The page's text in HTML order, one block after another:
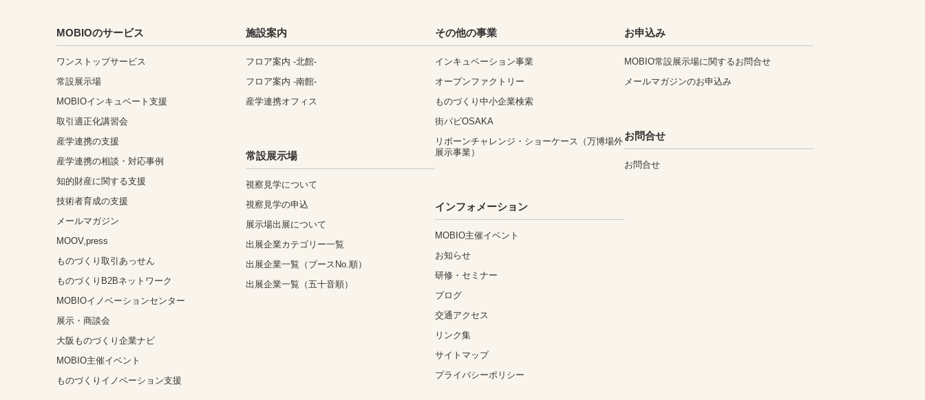
MOBIOのサービス
ワンストップサービス
常設展示場
MOBIOインキュベート支援
取引適正化講習会
産学連携の支援
産学連携の相談・対応事例
知的財産に関する支援
技術者育成の支援
メールマガジン
MOOV,press
ものづくり取引あっせん
ものづくりB2Bネットワーク
MOBIOイノベーションセンター
展示・商談会
大阪ものづくり企業ナビ
MOBIO主催イベント
ものづくりイノベーション支援
施設案内
フロア案内 -北館-
フロア案内 -南館-
産学連携オフィス
常設展示場
視察見学について
視察見学の申込
展示場出展について
出展企業カテゴリー一覧
出展企業一覧（ブースNo.順）
出展企業一覧（五十音順）
その他の事業
インキュベーション事業
オープンファクトリー
ものづくり中小企業検索
街パビOSAKA
リボーンチャレンジ・ショーケース（万博場外
展示事業）
インフォメーション
MOBIO主催イベント
お知らせ
研修・セミナー
ブログ
交通アクセス
リンク集
サイトマップ
プライバシーポリシー
お申込み
MOBIO常設展示場に関するお問合せ
メールマガジンのお申込み
お問合せ
お問合せ